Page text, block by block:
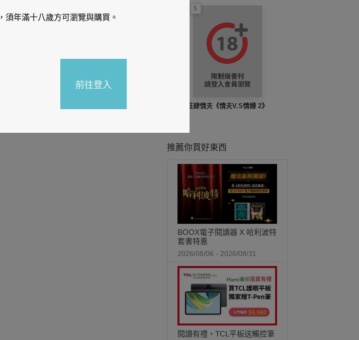
5
狂肆情夫《情夫V.S情婦 2》
推薦你買好東西
BOOX電子閱讀器 X 哈利波特
套書特惠
2026/08/06 - 2026/08/31
閱讀有禮，TCL平板送觸控筆
須年滿十八歲方可瀏覽與購買。
前往登入